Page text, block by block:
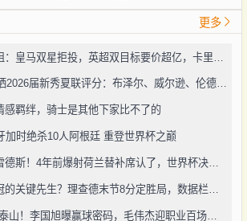
更多
Bleacher Report晒2026届新秀夏联评分：布泽尔、威尔逊、伦德博格摘A
感羁绊，骑士是其他下家比不了的
加时绝杀10人阿根廷 重登世界杯之巅
两次炸场都是帕雷德斯！4年前爆射荷兰替补席认了，世界杯决赛再演冲突
大连英博3-1双杀泰山！李国旭曝赢球密码，毛伟杰迎职业百场里程碑